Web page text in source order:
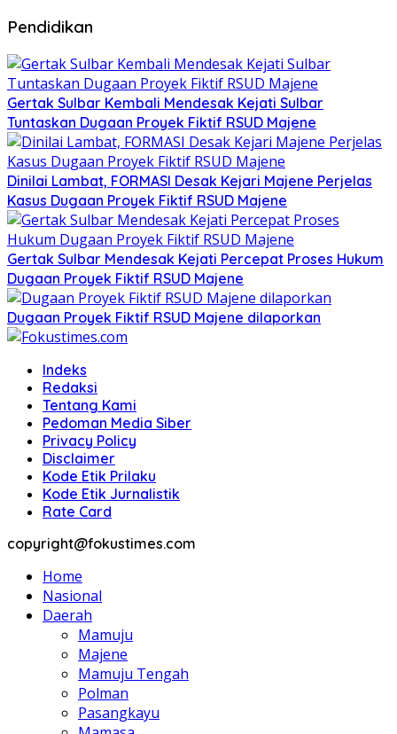
Pendidikan
Gertak Sulbar Kembali Mendesak Kejati Sulbar
Tuntaskan Dugaan Proyek Fiktif RSUD Majene
Dinilai Lambat, FORMASI Desak Kejari Majene Perjelas
Kasus Dugaan Proyek Fiktif RSUD Majene
Gertak Sulbar Mendesak Kejati Percepat Proses Hukum
Dugaan Proyek Fiktif RSUD Majene
Dugaan Proyek Fiktif RSUD Majene dilaporkan
Indeks
Redaksi
Tentang Kami
Pedoman Media Siber
Privacy Policy
Disclaimer
Kode Etik Prilaku
Kode Etik Jurnalistik
Rate Card
copyright@fokustimes.com
Home
Nasional
Daerah
Mamuju
Majene
Mamuju Tengah
Polman
Pasangkayu